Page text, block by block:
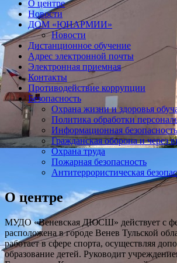
О центре
Новости
ДОМ «ЮНАРМИИ»
Новости
Дистанционное обучение
Адрес электронной почты
Электронная приемная
Контакты
Противодействие коррупции
Безопасность
Охрана жизни и здоровья
Политика обработки
Информационная безопасность
Гражданская оборона и через
Охрана труда
Пожарная безопасность
Антитеррористическая
О центре
МУДО «Веневская ДЮСШ» действует с
расположена в городе Венев Тульской
работает в сфере спорта, осуществляя
образование детей. Руководит